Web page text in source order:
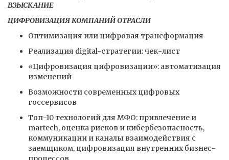
ВЗЫСКАНИЕ
ЦИФРОВИЗАЦИЯ КОМПАНИЙ ОТРАСЛИ
Оптимизация или цифровая трансформация
Реализация digital-стратегии: чек-лист
«Цифровизация цифровизации»: автоматизация
изменений
Возможности современных цифровых
госсервисов
Топ-10 технологий для МФО: привлечение и
martech, оценка рисков и кибербезопасность,
коммуникации и каналы взаимодействия с
заемщиком, цифровизация внутренних бизнес-